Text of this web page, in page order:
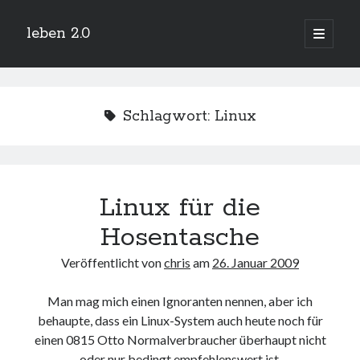
leben 2.0
öffnen
Sidebar
Arduino und BME 280
Minecraft-Server
icinga critical/config: Error: Stack overflow while evaluating expression:
Recursion level too deep.
1. April 2018
Winterhüttentour 2018
Schlagwort: Linux
Linux für die
Hosentasche
Veröffentlicht vonchris am 26. Januar 2009
Man mag mich einen Ignoranten nennen, aber ich
behaupte, dass ein Linux-System auch heute noch für
einen 0815 Otto Normalverbraucher überhaupt nicht